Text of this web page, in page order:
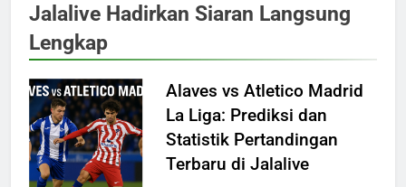
Jalalive Hadirkan Siaran Langsung
Lengkap
Alaves vs Atletico Madrid
La Liga: Prediksi dan
Statistik Pertandingan
Terbaru di Jalalive